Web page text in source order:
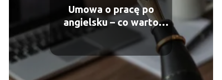
Umowa o pracę po
angielsku – co warto
wiedzieć?